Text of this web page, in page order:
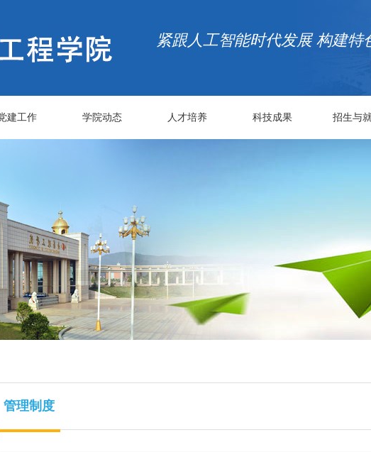
紧跟人工智能时代发展 构建特
建工作 学院动态 人才培养 科技成果 招生与
管理制度